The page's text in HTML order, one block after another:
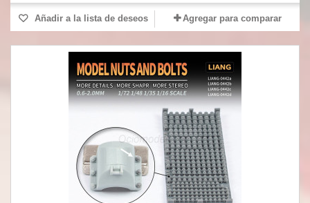
Añadir a la lista de deseos Agregar para comparar